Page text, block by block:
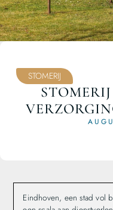
STOMERIJ
Eindhoven, een stad vol